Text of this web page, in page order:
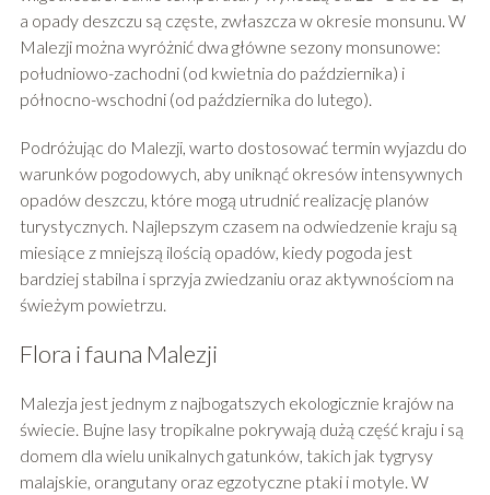
a opady deszczu są częste, zwłaszcza w okresie monsunu. W
Malezji można wyróżnić dwa główne sezony monsunowe:
południowo-zachodni (od kwietnia do października) i
północno-wschodni (od października do lutego).
Podróżując do Malezji, warto dostosować termin wyjazdu do
warunków pogodowych, aby uniknąć okresów intensywnych
opadów deszczu, które mogą utrudnić realizację planów
turystycznych. Najlepszym czasem na odwiedzenie kraju są
miesiące z mniejszą ilością opadów, kiedy pogoda jest
bardziej stabilna i sprzyja zwiedzaniu oraz aktywnościom na
świeżym powietrzu.
Flora i fauna Malezji
Malezja jest jednym z najbogatszych ekologicznie krajów na
świecie. Bujne lasy tropikalne pokrywają dużą część kraju i są
domem dla wielu unikalnych gatunków, takich jak tygrysy
malajskie, orangutany oraz egzotyczne ptaki i motyle. W